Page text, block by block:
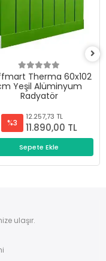
Therma 60x102
Yeşil Alüminyum
Radyatör
%3
12.257,73 TL
11.890,00 TL
Sepete Ekle
ulaşır.